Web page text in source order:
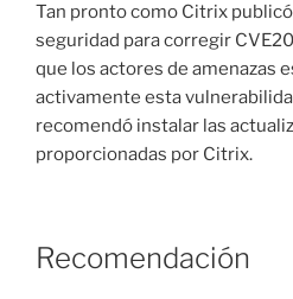
Tan pronto como Citrix
seguridad para corregir
que los actores de amenazas
activamente esta
recomendó instalar las
proporcionadas por Citrix.
Recomendación